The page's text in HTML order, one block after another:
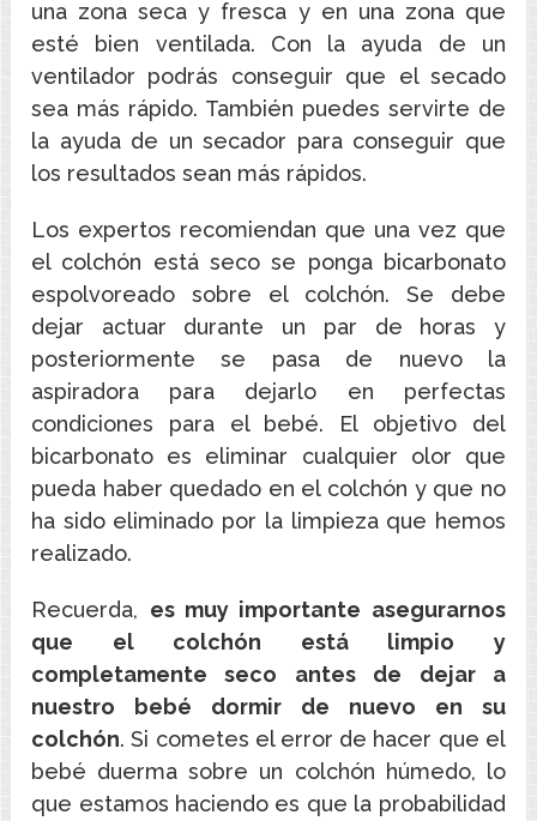
una zona seca y fresca y en una zona que
esté bien ventilada. Con la ayuda de un
ventilador podrás conseguir que el secado
sea más rápido. También puedes servirte de
la ayuda de un secador para conseguir que
los resultados sean más rápidos.
Los expertos recomiendan que una vez que
el colchón está seco se ponga bicarbonato
espolvoreado sobre el colchón. Se debe
dejar actuar durante un par de horas y
posteriormente se pasa de nuevo la
aspiradora para dejarlo en perfectas
condiciones para el bebé. El objetivo del
bicarbonato es eliminar cualquier olor que
pueda haber quedado en el colchón y que no
ha sido eliminado por la limpieza que hemos
realizado.
Recuerda, es muy importante asegurarnos
que el colchón está limpio y
completamente seco antes de dejar a
nuestro bebé dormir de nuevo en su
colchón. Si cometes el error de hacer que el
bebé duerma sobre un colchón húmedo, lo
que estamos haciendo es que la probabilidad